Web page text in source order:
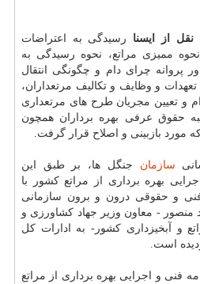
از ایسنا رسیدگی به اعتراضات
نحوه ممیزی مراتع، نحوه رسیدگی به
پروانه چرای دام و چگونگی انتقال
و وظایف و تکالیف مرتعداران،
و تعیین مجریان طرح های مرتعداری
حقوق عرفی بهره برداران همچون
مورد بازبینی و اصلاح قرار گرفت.
سازمان جنگل ها، بر طبق این
بهره برداری از مراتع کشور با
و حقوقی درون و برون سازمانی
منصور - معاون وزیر جهاد کشاورزی و
و آبخیزداری کشور- به ادارات کل
است.
فنی و اجرایی بهره برداری از مراتع